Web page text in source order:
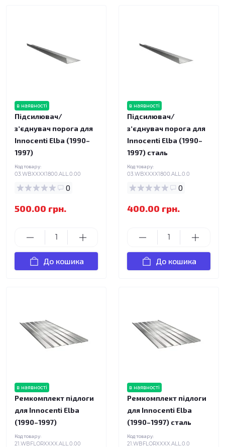
в наявності
Підсилювач/
зʼєднувач порога для
Innocenti Elba (1990–
1997)
Код товару:
03.WBXXXX1800.ALL.0.00
0
500.00 грн.
До кошика
в наявності
Підсилювач/
зʼєднувач порога для
Innocenti Elba (1990–
1997) сталь
Код товару:
03.WBXXXX1800.ALL.0.0
0
400.00 грн.
До кошика
в наявності
Ремкомплект підлоги
для Innocenti Elba
(1990–1997)
Код товару:
21.WBFLORXXXX.ALL.0.00
в наявності
Ремкомплект підлоги
для Innocenti Elba
(1990–1997) сталь
Код товару:
21.WBFLORXXXX.ALL.0.0